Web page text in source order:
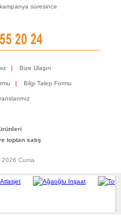
süresince
Bize Ulaşın
Bilgi Talep Formu
toptan satış
2026 Cuma